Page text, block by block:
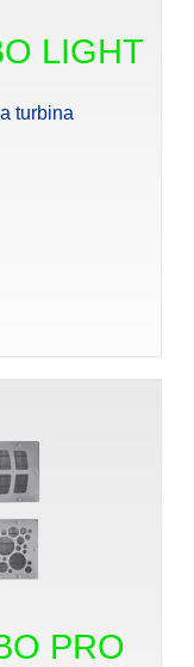
LIGHT
turbina
PRO